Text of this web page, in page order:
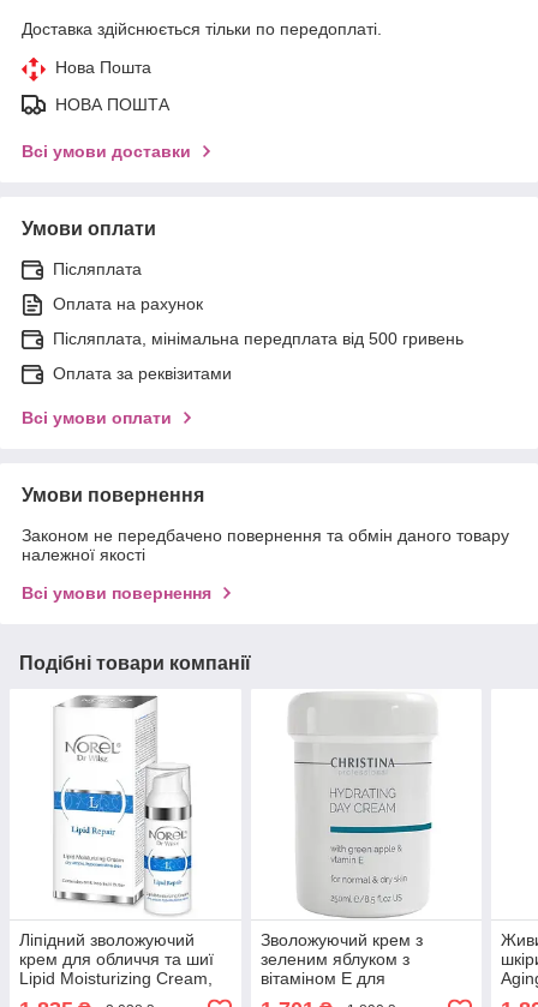
Доставка здійснюється тільки по передоплаті.
Нова Пошта
НОВА ПОШТА
Всі умови доставки
Умови оплати
Післяплата
Оплата на рахунок
Післяплата, мінімальна передплата від 500 гривень
Оплата за реквізитами
Всі умови оплати
Умови повернення
Законом не передбачено повернення та обмін даного товару
належної якості
Всі умови повернення
Подібні товари компанії
Ліпідний зволожуючий
крем для обличчя та шиї
Lipid Moisturizing Cream,
50 мл
Зволожуючий крем з
зеленим яблуком з
вітаміном Е для
нормальної і сухої шкіри
Dry